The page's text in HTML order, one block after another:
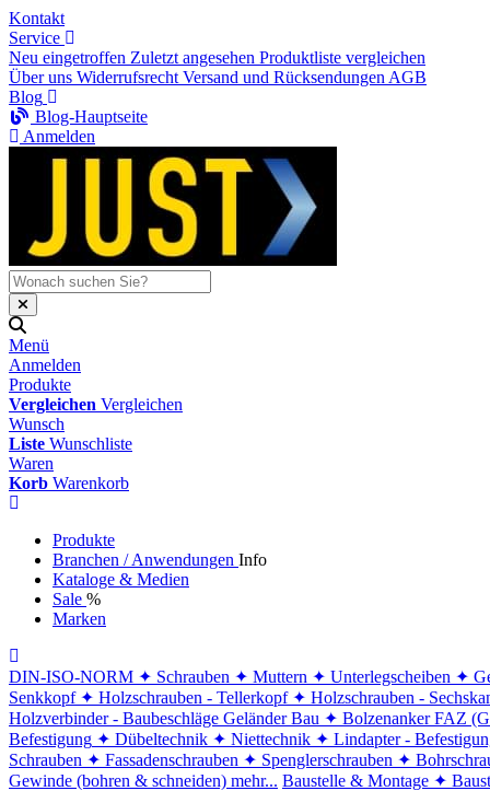
Kontakt
Service
Neu eingetroffen Zuletzt angesehen Produktliste vergleichen
Über uns Widerrufsrecht Versand und Rücksendungen AGB
Blog
Blog-Hauptseite
Anmelden
Menü
Anmelden
Produkte
Vergleichen Vergleichen
Wunsch
Liste Wunschliste
Waren
Korb Warenkorb
Produkte
Branchen / Anwendungen Info
Kataloge & Medien
Sale %
Marken
DIN-ISO-NORM ✦ Schrauben ✦ Muttern ✦ Unterlegscheiben ✦
Senkkopf ✦ Holzschrauben - Tellerkopf ✦ Holzschrauben -
Holzverbinder - Baubeschläge Geländer Bau ✦ Bolzenanker FAZ
Befestigung ✦ Dübeltechnik ✦ Niettechnik ✦ Lindapter -
Schrauben ✦ Fassadenschrauben ✦ Spenglerschrauben ✦
Gewinde (bohren & schneiden) mehr... Baustelle & Montage ✦